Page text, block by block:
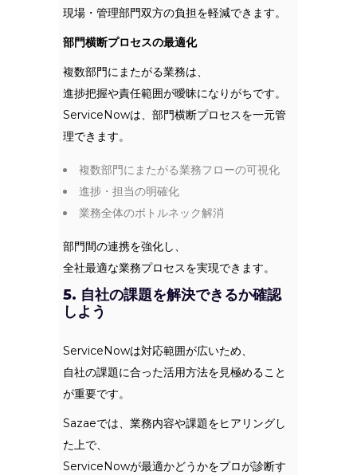
現場・管理部門双方の負担を軽減できます。
部門横断プロセスの最適化
複数部門にまたがる業務は、
進捗把握や責任範囲が曖昧になりがちです。
ServiceNowは、部門横断プロセスを一元管
理できます。
複数部門にまたがる業務フローの可視化
進捗・担当の明確化
業務全体のボトルネック解消
部門間の連携を強化し、
全社最適な業務プロセスを実現できます。
5. 自社の課題を解決できるか確認
しよう
ServiceNowは対応範囲が広いため、
自社の課題に合った活用方法を見極めること
が重要です。
Sazaeでは、業務内容や課題をヒアリングし
た上で、
ServiceNowが最適かどうかをプロが診断す